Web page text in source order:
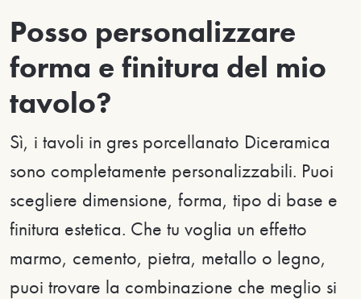
Posso personalizzare
forma e finitura del mio
tavolo?
Sì, i tavoli in gres porcellanato Diceramica
sono completamente personalizzabili. Puoi
scegliere dimensione, forma, tipo di base e
finitura estetica. Che tu voglia un effetto
marmo, cemento, pietra, metallo o legno,
puoi trovare la combinazione che meglio si